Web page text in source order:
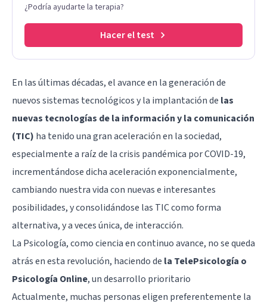
¿Podría ayudarte la terapia?
Hacer el test
En las últimas décadas, el avance en la generación de
nuevos sistemas tecnológicos y la implantación de las
nuevas tecnologías de la información y la comunicación
(TIC) ha tenido una gran aceleración en la sociedad,
especialmente a raíz de la crisis pandémica por COVID-19,
incrementándose dicha aceleración exponencialmente,
cambiando nuestra vida con nuevas e interesantes
posibilidades, y consolidándose las TIC como forma
alternativa, y a veces única, de interacción.
La Psicología, como ciencia en continuo avance, no se queda
atrás en esta revolución, haciendo de la TelePsicología o
Psicología Online, un desarrollo prioritario
Actualmente, muchas personas eligen preferentemente la